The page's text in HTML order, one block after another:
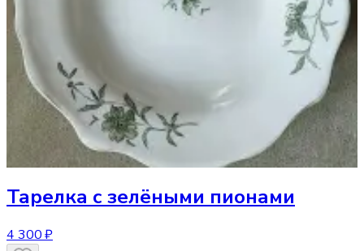
Тарелка с зелёными пионами
4 300 ₽